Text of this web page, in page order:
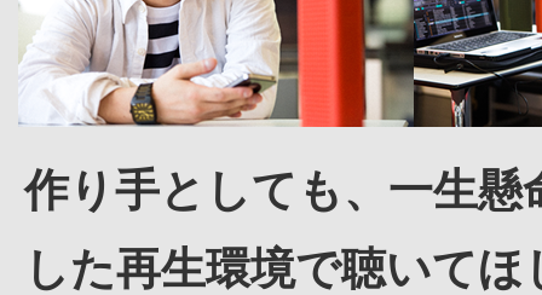
作り手としても、一生
した再生環境で聴いて